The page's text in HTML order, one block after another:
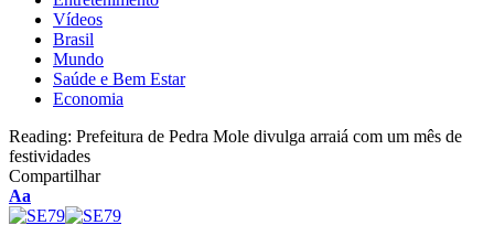
Vídeos
Brasil
Mundo
Saúde e Bem Estar
Economia
Reading: Prefeitura de Pedra Mole divulga arraiá com um mês de
festividades
Compartilhar
Font
Resizer
Aa